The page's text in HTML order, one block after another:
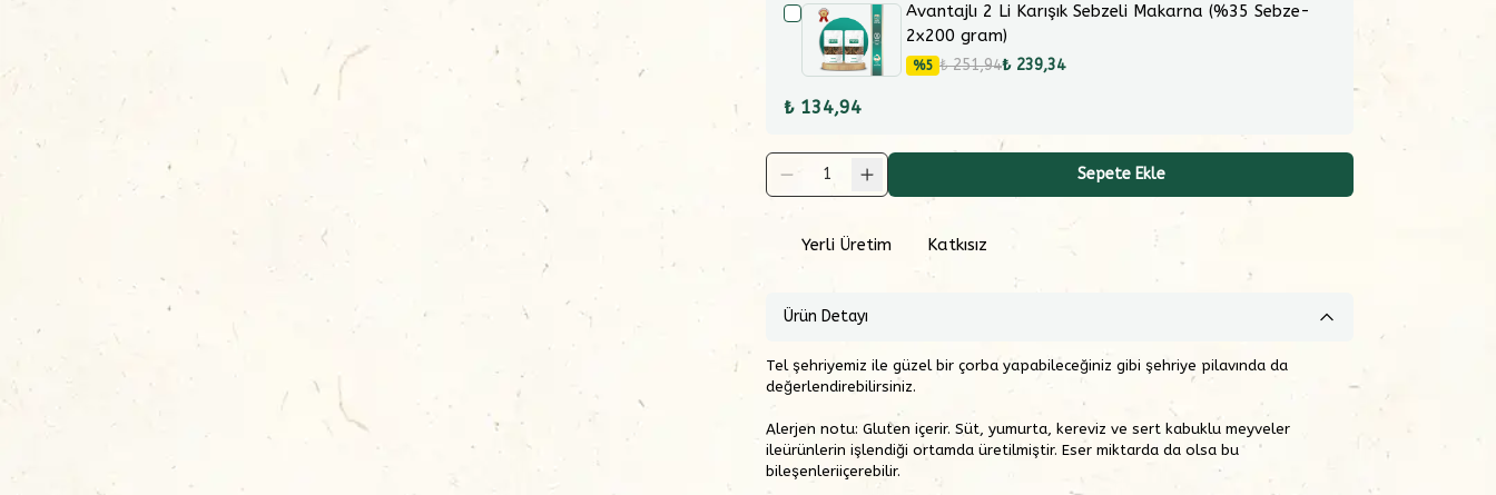
Avantajlı 2 Li Karışık Sebzeli Makarna (%35 Sebze-
2x200 gram)
%5 ₺ 251,94₺ 239,34
₺ 134,94
1 Sepete Ekle
Yerli Üretim Katkısız
Ürün Detayı
Tel şehriyemiz ile güzel bir çorba yapabileceğiniz gibi şehriye pilavında da
değerlendirebilirsiniz.
Alerjen notu: Gluten içerir. Süt, yumurta, kereviz ve sert kabuklu meyveler
ileürünlerin işlendiği ortamda üretilmiştir. Eser miktarda da olsa bu
bileşenleriiçerebilir.